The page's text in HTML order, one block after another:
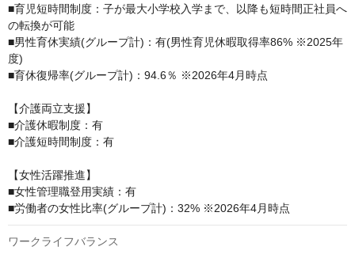
■育児短時間制度：子が最大小学校入学まで、以降も短時間正社員へ
の転換が可能
■男性育休実績(グループ計)：有(男性育児休暇取得率86% ※2025年
度)
■育休復帰率(グループ計)：94.6％ ※2026年4月時点
【介護両立支援】
■介護休暇制度：有
■介護短時間制度：有
【女性活躍推進】
■女性管理職登用実績：有
■労働者の女性比率(グループ計)：32% ※2026年4月時点
ワークライフバランス